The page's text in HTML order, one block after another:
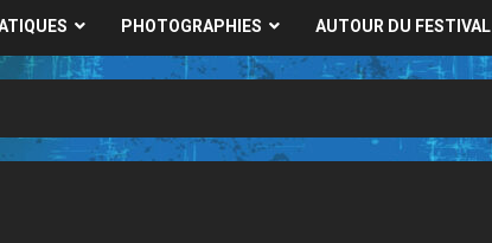
PHOTOGRAPHIES AUTOUR DU FESTIVAL